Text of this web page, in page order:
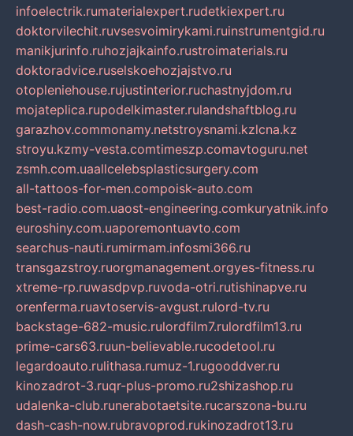
infoelectrik.rumaterialexpert.rudetkiexpert.ru
doktorvilechit.ruvsesvoimirykami.ruinstrumentgid.ru
manikjurinfo.ruhozjajkainfo.rustroimaterials.ru
doktoradvice.ruselskoehozjajstvo.ru
otopleniehouse.rujustinterior.ruchastnyjdom.ru
mojateplica.rupodelkimaster.rulandshaftblog.ru
garazhov.commonamy.netstroysnami.kzlcna.kz
stroyu.kzmy-vesta.comtimeszp.comavtoguru.net
zsmh.com.uaallcelebsplasticsurgery.com
all-tattoos-for-men.compoisk-auto.com
best-radio.com.uaost-engineering.comkuryatnik.info
euroshiny.com.uaporemontuavto.com
searchus-nauti.rumirmam.infosmi366.ru
transgazstroy.ruorgmanagement.orgyes-fitness.ru
xtreme-rp.ruwasdpvp.ruvoda-otri.rutishinapve.ru
orenferma.ruavtoservis-avgust.rulord-tv.ru
backstage-682-music.rulordfilm7.rulordfilm13.ru
prime-cars63.ruun-believable.rucodetool.ru
legardoauto.rulithasa.rumuz-1.rugooddver.ru
kinozadrot-3.ruqr-plus-promo.ru2shizashop.ru
udalenka-club.runerabotaetsite.rucarszona-bu.ru
dash-cash-now.rubravoprod.rukinozadrot13.ru